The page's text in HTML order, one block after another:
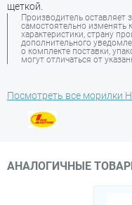
щеткой.
Производитель оставляет
самостоятельно изменять
характеристики, страну
дополнительного
о комплекте поставки,
могут отличаться от
Посмотреть все морилки
АНАЛОГИЧНЫЕ